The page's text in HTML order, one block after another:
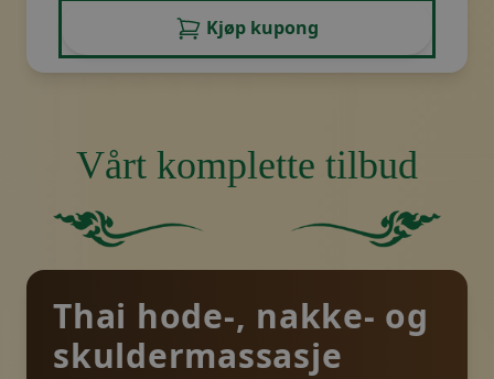
Kjøp kupong
Vårt komplette tilbud
Thai hode-, nakke- og
skuldermassasje